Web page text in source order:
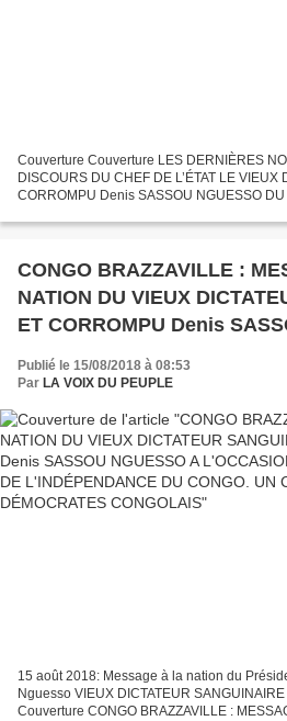
Couverture Couverture LES DERNIÈRES
DISCOURS DU CHEF DE L’ÉTAT LE VIEUX
CORROMPU Denis SASSOU NGUESSO DU
SASSOULAND : DISCOURS...
CONGO BRAZZAVILLE :
NATION DU VIEUX
ET CORROMPU Denis
L'INDÉPENDANCE DU
CONGOLAIS
Publié le 15/08/2018 à 08:53
Par LA VOIX DU PEUPLE
15 août 2018: Message à la nation du
Nguesso VIEUX DICTATEUR
Couverture CONGO BRAZZAVILLE :